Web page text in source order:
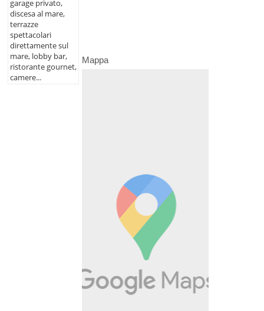
garage privato,
discesa al mare,
terrazze
spettacolari
direttamente sul
mare, lobby bar,
ristorante gournet,
camere...
Mappa